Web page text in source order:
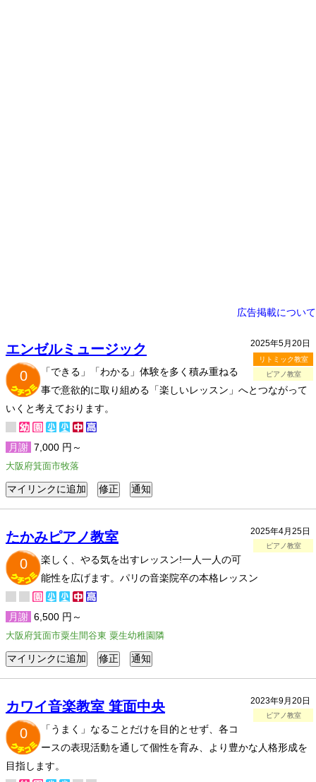
広告掲載について
2025年5月20日
リトミック教室
ピアノ教室
エンゼルミュージック
0
「できる」「わかる」体験を多く積み重ねる
事で意欲的に取り組める「楽しいレッスン」へとつながって
いくと考えております。
月謝 7,000 円～
大阪府箕面市牧落
2025年4月25日
ピアノ教室
たかみピアノ教室
0
楽しく、やる気を出すレッスン!一人一人の可
能性を広げます。パリの音楽院卒の本格レッスン
月謝 6,500 円～
大阪府箕面市粟生間谷東 粟生幼稚園隣
2023年9月20日
ピアノ教室
カワイ音楽教室 箕面中央
0
「うまく」なることだけを目的とせず、各コ
ースの表現活動を通して個性を育み、より豊かな人格形成を
目指します。